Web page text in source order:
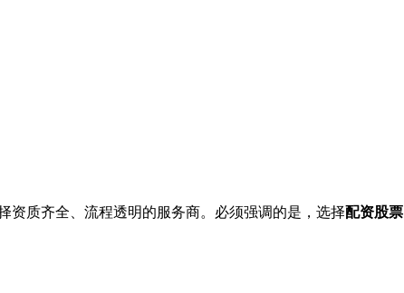
资质齐全、流程透明的服务商。必须强调的是，选择配资股票